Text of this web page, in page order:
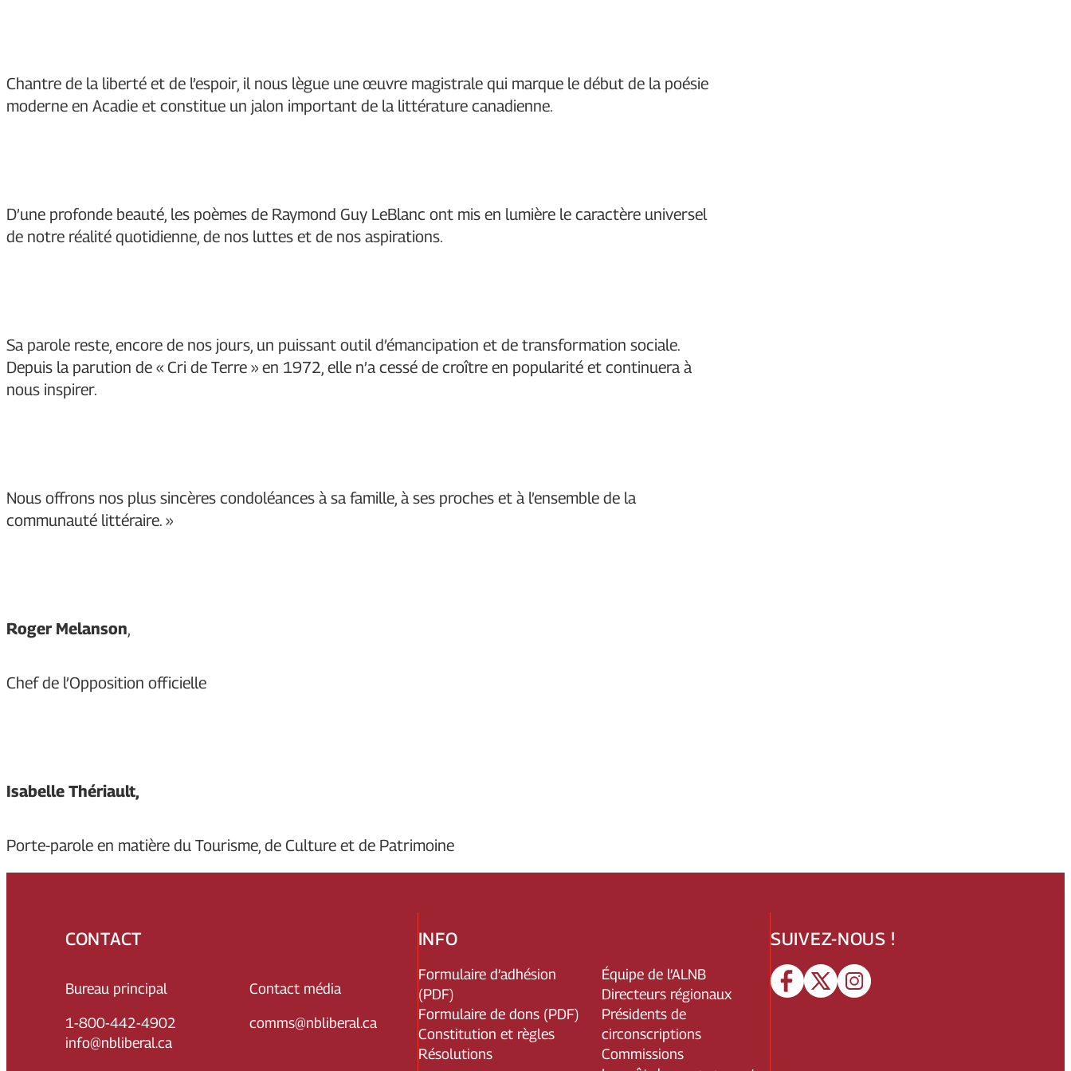
Chantre de la liberté et de l’espoir, il nous lègue une œuvre magistrale qui marque le début de la poésie
moderne en Acadie et constitue un jalon important de la littérature canadienne.
D’une profonde beauté, les poèmes de Raymond Guy LeBlanc ont mis en lumière le caractère universel
de notre réalité quotidienne, de nos luttes et de nos aspirations.
Sa parole reste, encore de nos jours, un puissant outil d’émancipation et de transformation sociale.
Depuis la parution de « Cri de Terre » en 1972, elle n’a cessé de croître en popularité et continuera à
nous inspirer.
Nous offrons nos plus sincères condoléances à sa famille, à ses proches et à l’ensemble de la
communauté littéraire. »
Roger Melanson,
Chef de l’Opposition officielle
Isabelle Thériault,
Porte-parole en matière du Tourisme, de Culture et de Patrimoine
CONTACT
Bureau principal
1-800-442-4902
info@nbliberal.ca
Contact média
comms@nbliberal.ca
INFO
Formulaire d’adhésion
(PDF)
Formulaire de dons (PDF)
Constitution et règles
Résolutions
Équipe de l’ALNB
Directeurs régionaux
Présidents de
circonscriptions
Commissions
SUIVEZ-NOUS !